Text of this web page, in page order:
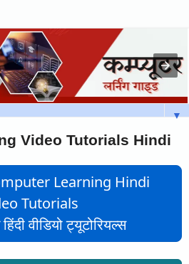
▼
Video Tutorials Hindi
Learning Hindi
Tutorials
वीडियो ट्यूटोरियल्स